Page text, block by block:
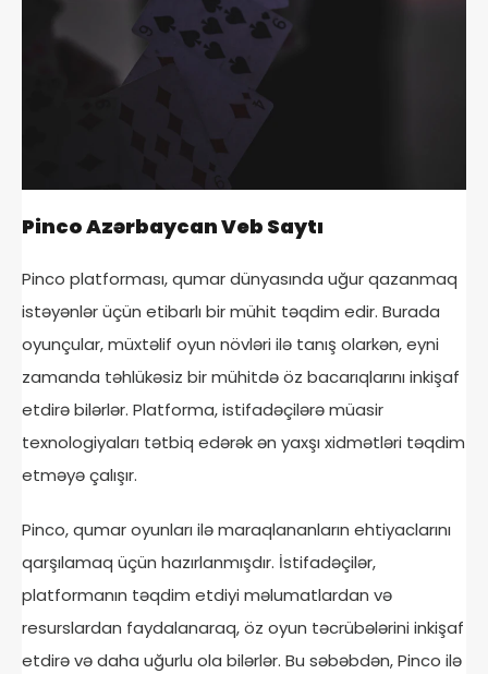
Pinco Azərbaycan Veb Saytı
Pinco platforması, qumar dünyasında uğur qazanmaq
istəyənlər üçün etibarlı bir mühit təqdim edir. Burada
oyunçular, müxtəlif oyun növləri ilə tanış olarkən, eyni
zamanda təhlükəsiz bir mühitdə öz bacarıqlarını inkişaf
etdirə bilərlər. Platforma, istifadəçilərə müasir
texnologiyaları tətbiq edərək ən yaxşı xidmətləri təqdim
etməyə çalışır.
Pinco, qumar oyunları ilə maraqlananların ehtiyaclarını
qarşılamaq üçün hazırlanmışdır. İstifadəçilər,
platformanın təqdim etdiyi məlumatlardan və
resurslardan faydalanaraq, öz oyun təcrübələrini inkişaf
etdirə və daha uğurlu ola bilərlər. Bu səbəbdən, Pinco ilə